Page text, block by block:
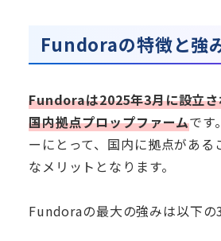
Fundoraの特徴と強
Fundoraは2025年3月に設立
国内拠点プロップファームです
ーにとって、国内に拠点がある
なメリットとなります。
Fundoraの最大の強みは以下の